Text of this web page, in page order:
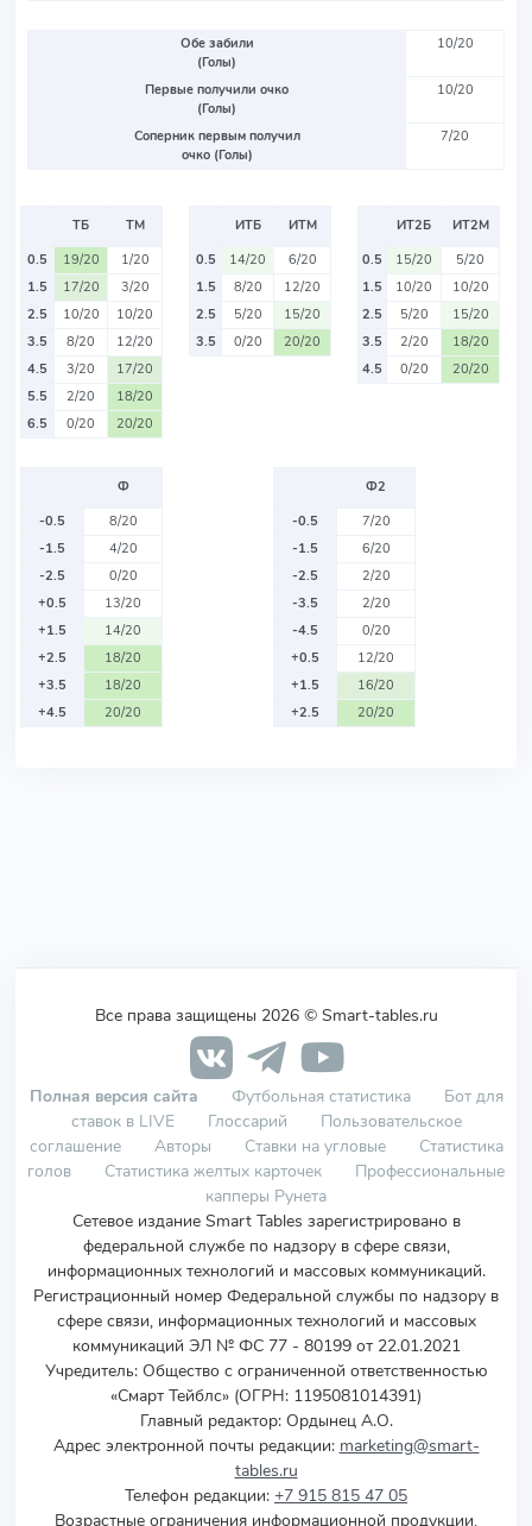
Обе забили
(Голы)
10/20
Первые получили очко
(Голы)
10/20
Соперник первым получил
очко (Голы)
7/20
ТБ
ТМ
0.5
19/20
1/20
1.5
17/20
3/20
2.5
10/20
10/20
3.5
8/20
12/20
4.5
3/20
17/20
5.5
2/20
18/20
6.5
0/20 20/20
ИТБ
ИТМ
0.5
14/20
6/20
1.5
8/20
12/20
2.5
5/20
15/20
3.5
0/20 20/20
ИТ2Б
ИТ2М
0.5
15/20
5/20
1.5
10/20
10/20
2.5
5/20
15/20
3.5
2/20
18/20
4.5
0/20 20/20
Ф
-0.5
8/20
-1.5
4/20
-2.5
0/20
+0.5
13/20
+1.5
14/20
+2.5
18/20
+3.5
18/20
+4.5
20/20
Ф2
-0.5
7/20
-1.5
6/20
-2.5
2/20
-3.5
2/20
-4.5
0/20
+0.5
12/20
+1.5
16/20
+2.5
20/20
Все права защищены 2026 © Smart-tables.ru
Полная версия сайта Футбольная статистика
Бот для
ставок в LIVE
Глоссарий
Пользовательское
соглашение
Авторы Ставки на угловые
Статистика
голов
Статистика желтых карточек
Профессиональные
капперы Рунета
Сетевое издание Smart Tables зарегистрировано в
федеральной службе по надзору в сфере связи,
информационных технологий и массовых коммуникаций.
Регистрационный номер Федеральной службы по надзору в
сфере связи, информационных технологий и массовых
коммуникаций ЭЛ № ФС 77 - 80199 от 22.01.2021
Учредитель: Общество с ограниченной ответственностью
«Смарт Тейблс» (ОГРН: 1195081014391)
Главный редактор: Ордынец А.О.
Адрес электронной почты редакции: marketing@smart-
tables.ru
Телефон редакции: +7 915 815 47 05
Возрастные ограничения информационной продукции,